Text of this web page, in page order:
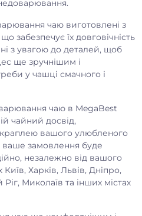
чаю виготовлені з
забезпечує їх довговічність
з увагою до деталей, щоб
ще зручнішим і
у чашці смачного і
чаю в MegaBest
чайний досвід,
вашого улюбленого
замовлення буде
незалежно від вашого
Харків, Львів, Дніпро,
Миколаїв та інших містах